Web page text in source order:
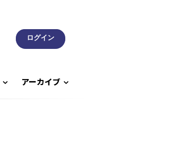
アーカイブ